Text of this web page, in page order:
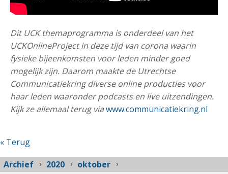
Dit UCK themaprogramma is onderdeel van het
UCKOnlineProject in deze tijd van corona waarin
fysieke bijeenkomsten voor leden minder goed
mogelijk zijn. Daarom maakte de Utrechtse
Communicatiekring diverse online producties voor
haar leden waaronder podcasts en live uitzendingen.
Kijk ze allemaal terug viawww.communicatiekring.nl
« Terug
Archief
2020
oktober